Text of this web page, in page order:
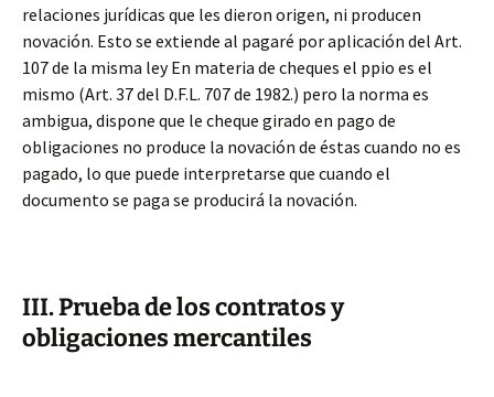
relaciones jurídicas que les dieron origen, ni producen
novación. Esto se extiende al pagaré por aplicación del Art.
107 de la misma ley En materia de cheques el ppio es el
mismo (Art. 37 del D.F.L. 707 de 1982.) pero la norma es
ambigua, dispone que le cheque girado en pago de
obligaciones no produce la novación de éstas cuando no es
pagado, lo que puede interpretarse que cuando el
documento se paga se producirá la novación.
III. Prueba de los contratos y
obligaciones mercantiles